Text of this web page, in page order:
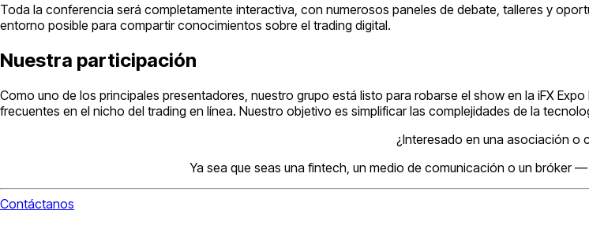
Toda la conferencia será completamente interactiva, con numerosos paneles de debate, talleres y
entorno posible para compartir conocimientos sobre el trading digital.
Nuestra participación
Como uno de los principales presentadores, nuestro grupo está listo para robarse el show en la iFX
frecuentes en el nicho del trading en línea. Nuestro objetivo es simplificar las complejidades de la
¿Interesado en una asociación o
Ya sea que seas una fintech, un medio de comunicación o un bróker
Contáctanos